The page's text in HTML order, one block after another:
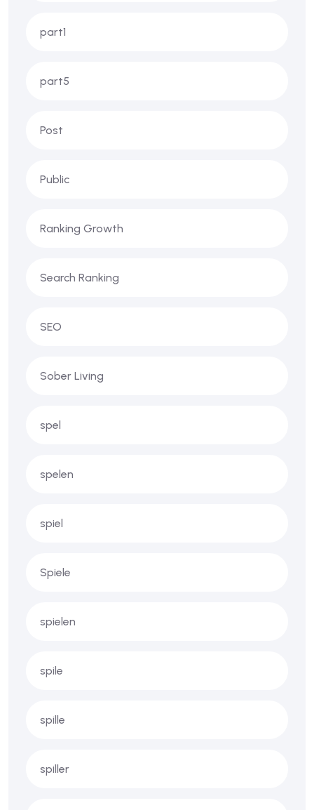
part1
part5
Post
Public
Ranking Growth
Search Ranking
SEO
Sober Living
spel
spelen
spiel
Spiele
spielen
spile
spille
spiller